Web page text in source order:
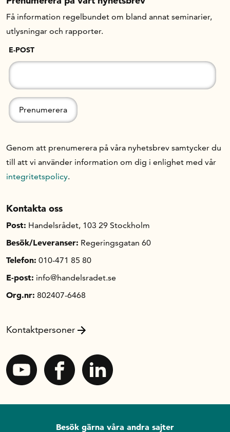
Få information regelbundet om bland annat seminarier,
utlysningar och rapporter.
E-POST
Genom att prenumerera på våra nyhetsbrev samtycker du
till att vi använder information om dig i enlighet med vår
integritetspolicy.
Kontakta oss
Post: Handelsrådet, 103 29 Stockholm
Besök/Leveranser: Regeringsgatan 60
Telefon: 010-471 85 80
E-post: info@handelsradet.se
Org.nr: 802407-6468
Kontaktpersoner
Besök gärna våra andra sajter